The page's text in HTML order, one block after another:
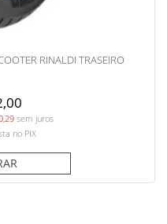
RINALDI TRASEIRO
sem juros
no PIX